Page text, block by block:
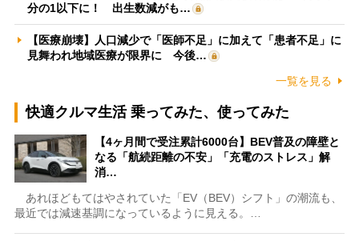
分の1以下に！ 出生数減がも…
【医療崩壊】人口減少で「医師不足」に加えて「患者不足」に
見舞われ地域医療が限界に 今後…
一覧を見る
快適クルマ生活 乗ってみた、使ってみた
【4ヶ月間で受注累計6000台】BEV普及の障壁と
なる「航続距離の不安」「充電のストレス」解
消…
あれほどもてはやされていた「EV（BEV）シフト」の潮流も、
最近では減速基調になっているように見える。…